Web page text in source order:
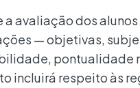
avaliação dos
— objetivas,
pontualidade
incluirá respeito às